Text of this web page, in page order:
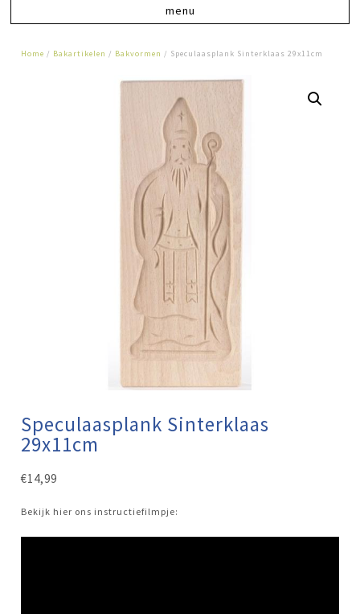
Home / Bakartikelen / Bakvormen / Speculaasplank Sinterklaas 29x11cm
Speculaasplank Sinterklaas
29x11cm
€14,99
Bekijk hier ons instructiefilmpje: